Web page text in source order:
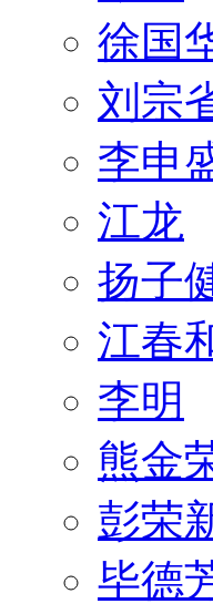
徐国
刘宗
李申
江龙
扬子
江春
李明
熊金
彭荣
毕德